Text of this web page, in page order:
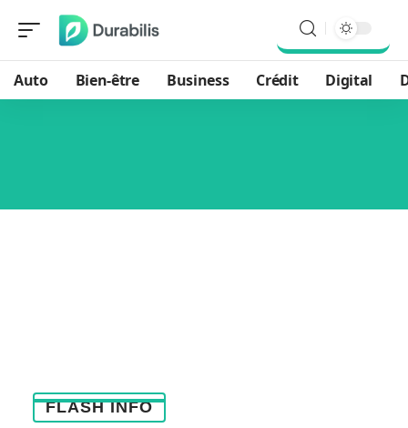
Auto Bien-être Business Crédit Digital
FLASH INFO